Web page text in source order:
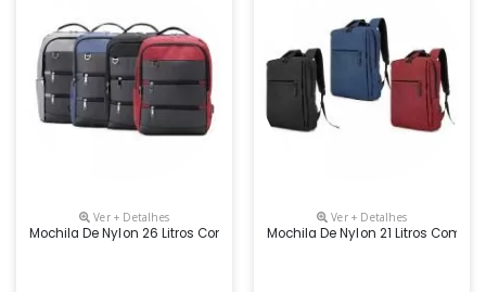
Ver + Detalhes
Mochila De Nylon 26 Litros Com Detalhes Em Couro Sintético E Quatro
Ver + Detalhes
Mochila De Nylon 21 Litros Com